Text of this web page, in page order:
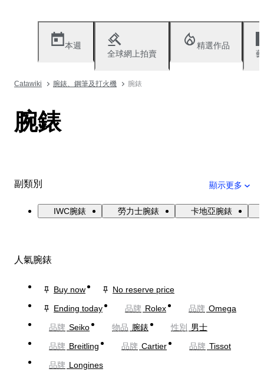
本週
全球網上拍賣
精選作品
Catawiki 腕錶、鋼筆及打火機 腕錶
腕錶
副類別 顯示更多
IWC腕錶 勞力士腕錶 卡地亞腕錶
人氣腕錶
Buy now
No reserve price
Ending today
品牌 Rolex 品牌 Omega
品牌 Seiko 物品 腕錶 性別
男士
品牌 Breitling 品牌 Cartier 品牌 Tissot
品牌 Longines